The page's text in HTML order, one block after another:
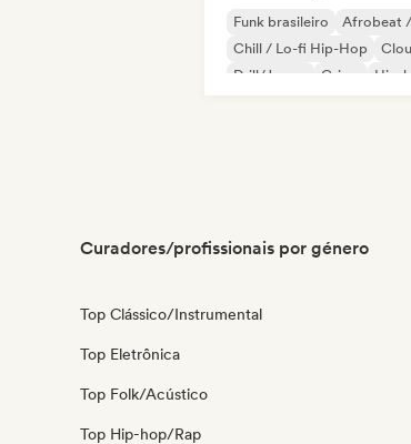
Funk brasileiro
Afrobeat
Chill / Lo-fi Hip-Hop
Drill/Jersey
Grime
Hip-
Curadores/profissionais por género
Top Clássico/Instrumental
Top Eletrônica
Top Folk/Acústico
Top Hip-hop/Rap